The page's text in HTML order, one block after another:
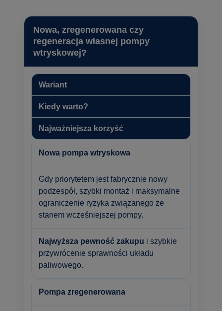
Nowa, zregenerowana czy
regeneracja własnej pompy
wtryskowej?
Wariant
Kiedy warto?
Najważniejsza korzyść
Nowa pompa wtryskowa
Gdy priorytetem jest fabrycznie nowy
podzespół, szybki montaż i maksymalne
ograniczenie ryzyka związanego ze
stanem wcześniejszej pompy.
Najwyższa pewność zakupu i szybkie
przywrócenie sprawności układu
paliwowego.
Pompa zregenerowana